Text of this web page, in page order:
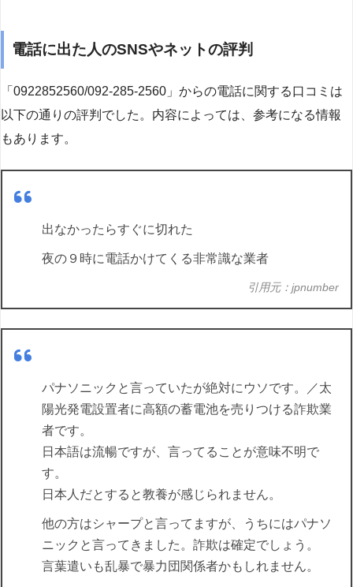
電話に出た人のSNSやネットの評判
「0922852560/092-285-2560」からの電話に関する口コミは
以下の通りの評判でした。内容によっては、参考になる情報
もあります。
出なかったらすぐに切れた
夜の９時に電話かけてくる非常識な業者
引用元：jpnumber
パナソニックと言っていたが絶対にウソです。／太
陽光発電設置者に高額の蓄電池を売りつける詐欺業
者です。
日本語は流暢ですが、言ってることが意味不明で
す。
日本人だとすると教養が感じられません。
他の方はシャープと言ってますが、うちにはパナソ
ニックと言ってきました。詐欺は確定でしょう。
言葉遣いも乱暴で暴力団関係者かもしれません。